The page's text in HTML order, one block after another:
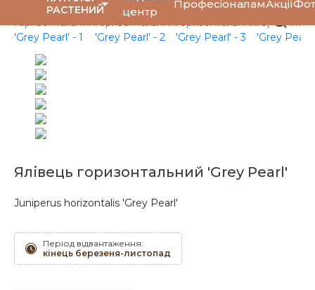
РАСТЕНИЙ
центр
ПрофесіоналамАкції
Ялівець горизонтальний 'Grey Pearl'
Juniperus horizontalis 'Grey Pearl'
Період відвантаження:
кінець березеня-листопад